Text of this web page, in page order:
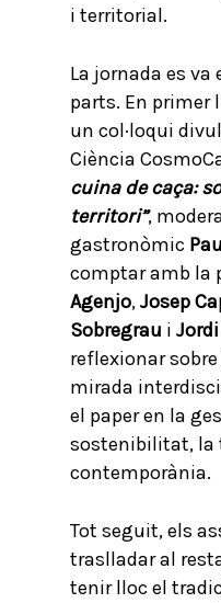
i territorial.
La jornada es
parts. En primer
un col·loqui
Ciència
cuina de caça:
territori”,
gastronòmic
comptar amb la
Agenjo,Josep
Sobregrau i
reflexionar sobre
mirada
el paper en la
sostenibilitat, la
contemporània.
Tot seguit, els
traslladar al
tenir lloc el